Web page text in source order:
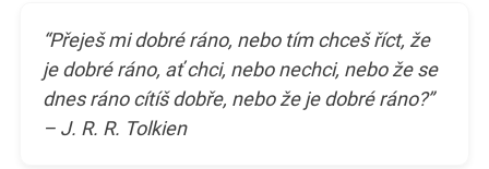
“Přeješ mi dobré ráno, nebo tím chceš říct, že
je dobré ráno, ať chci, nebo nechci, nebo že se
dnes ráno cítíš dobře, nebo že je dobré ráno?”
– J. R. R. Tolkien